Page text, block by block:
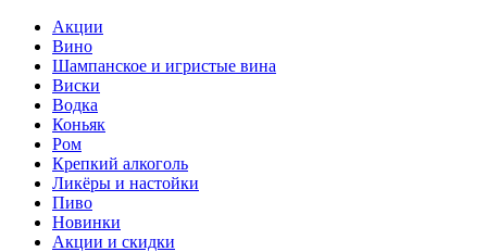
Акции
Вино
Шампанское и игристые вина
Виски
Водка
Коньяк
Ром
Крепкий алкоголь
Ликёры и настойки
Пиво
Новинки
Акции и скидки